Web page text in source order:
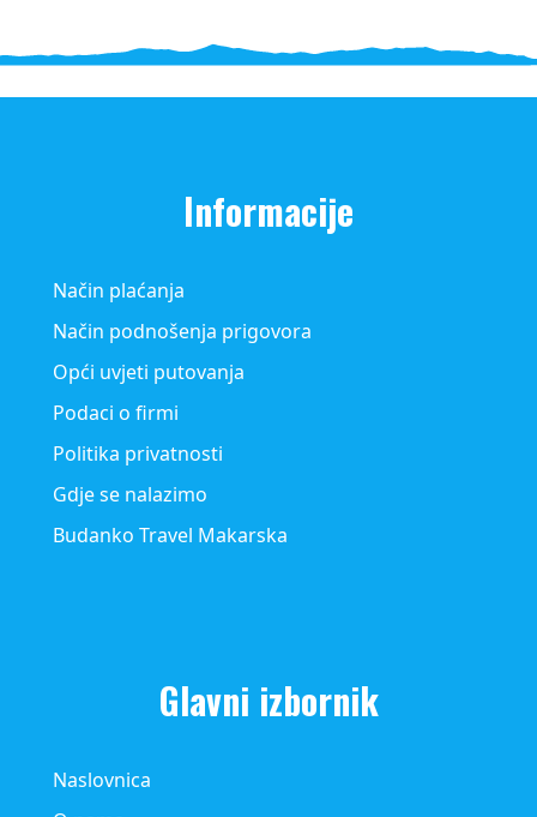
Informacije
Način plaćanja
Način podnošenja prigovora
Opći uvjeti putovanja
Podaci o firmi
Politika privatnosti
Gdje se nalazimo
Budanko Travel Makarska
Glavni izbornik
Naslovnica